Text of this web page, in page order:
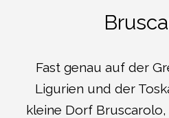
Fast genau auf der
Ligurien und der
kleine Dorf